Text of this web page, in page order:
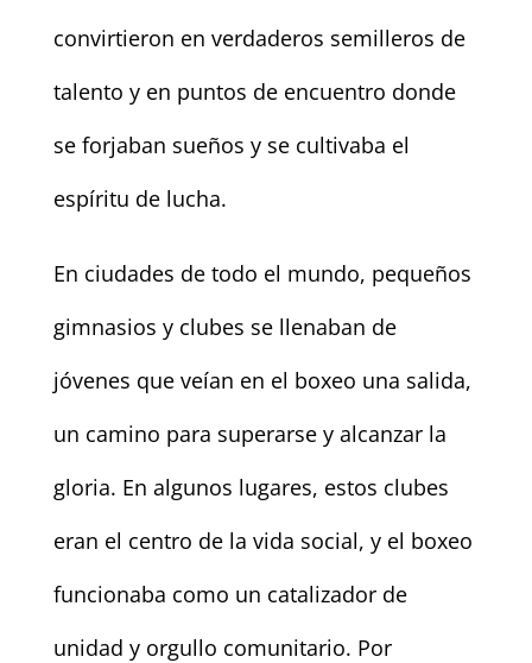
convirtieron en verdaderos semilleros de
talento y en puntos de encuentro donde
se forjaban sueños y se cultivaba el
espíritu de lucha.
En ciudades de todo el mundo, pequeños
gimnasios y clubes se llenaban de
jóvenes que veían en el boxeo una salida,
un camino para superarse y alcanzar la
gloria. En algunos lugares, estos clubes
eran el centro de la vida social, y el boxeo
funcionaba como un catalizador de
unidad y orgullo comunitario. Por